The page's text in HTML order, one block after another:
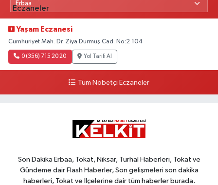
Yaşam Eczanesi
Cumhuriyet Mah. Dr. Ziya Durmuş Cad. No:2 104
0 (356) 715 20 20 Yol Tarifi Al
Tüm Nöbetçi Eczaneler
Son Dakika Erbaa, Tokat, Niksar, Turhal Haberleri, Tokat ve
Gündeme dair Flash Haberler, Son gelişmeleri son dakika
haberleri, Tokat ve İlçelerine dair tüm haberler burada.